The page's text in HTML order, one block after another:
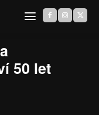
50 let